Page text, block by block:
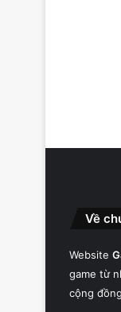
Về
Website
game từ
cộng